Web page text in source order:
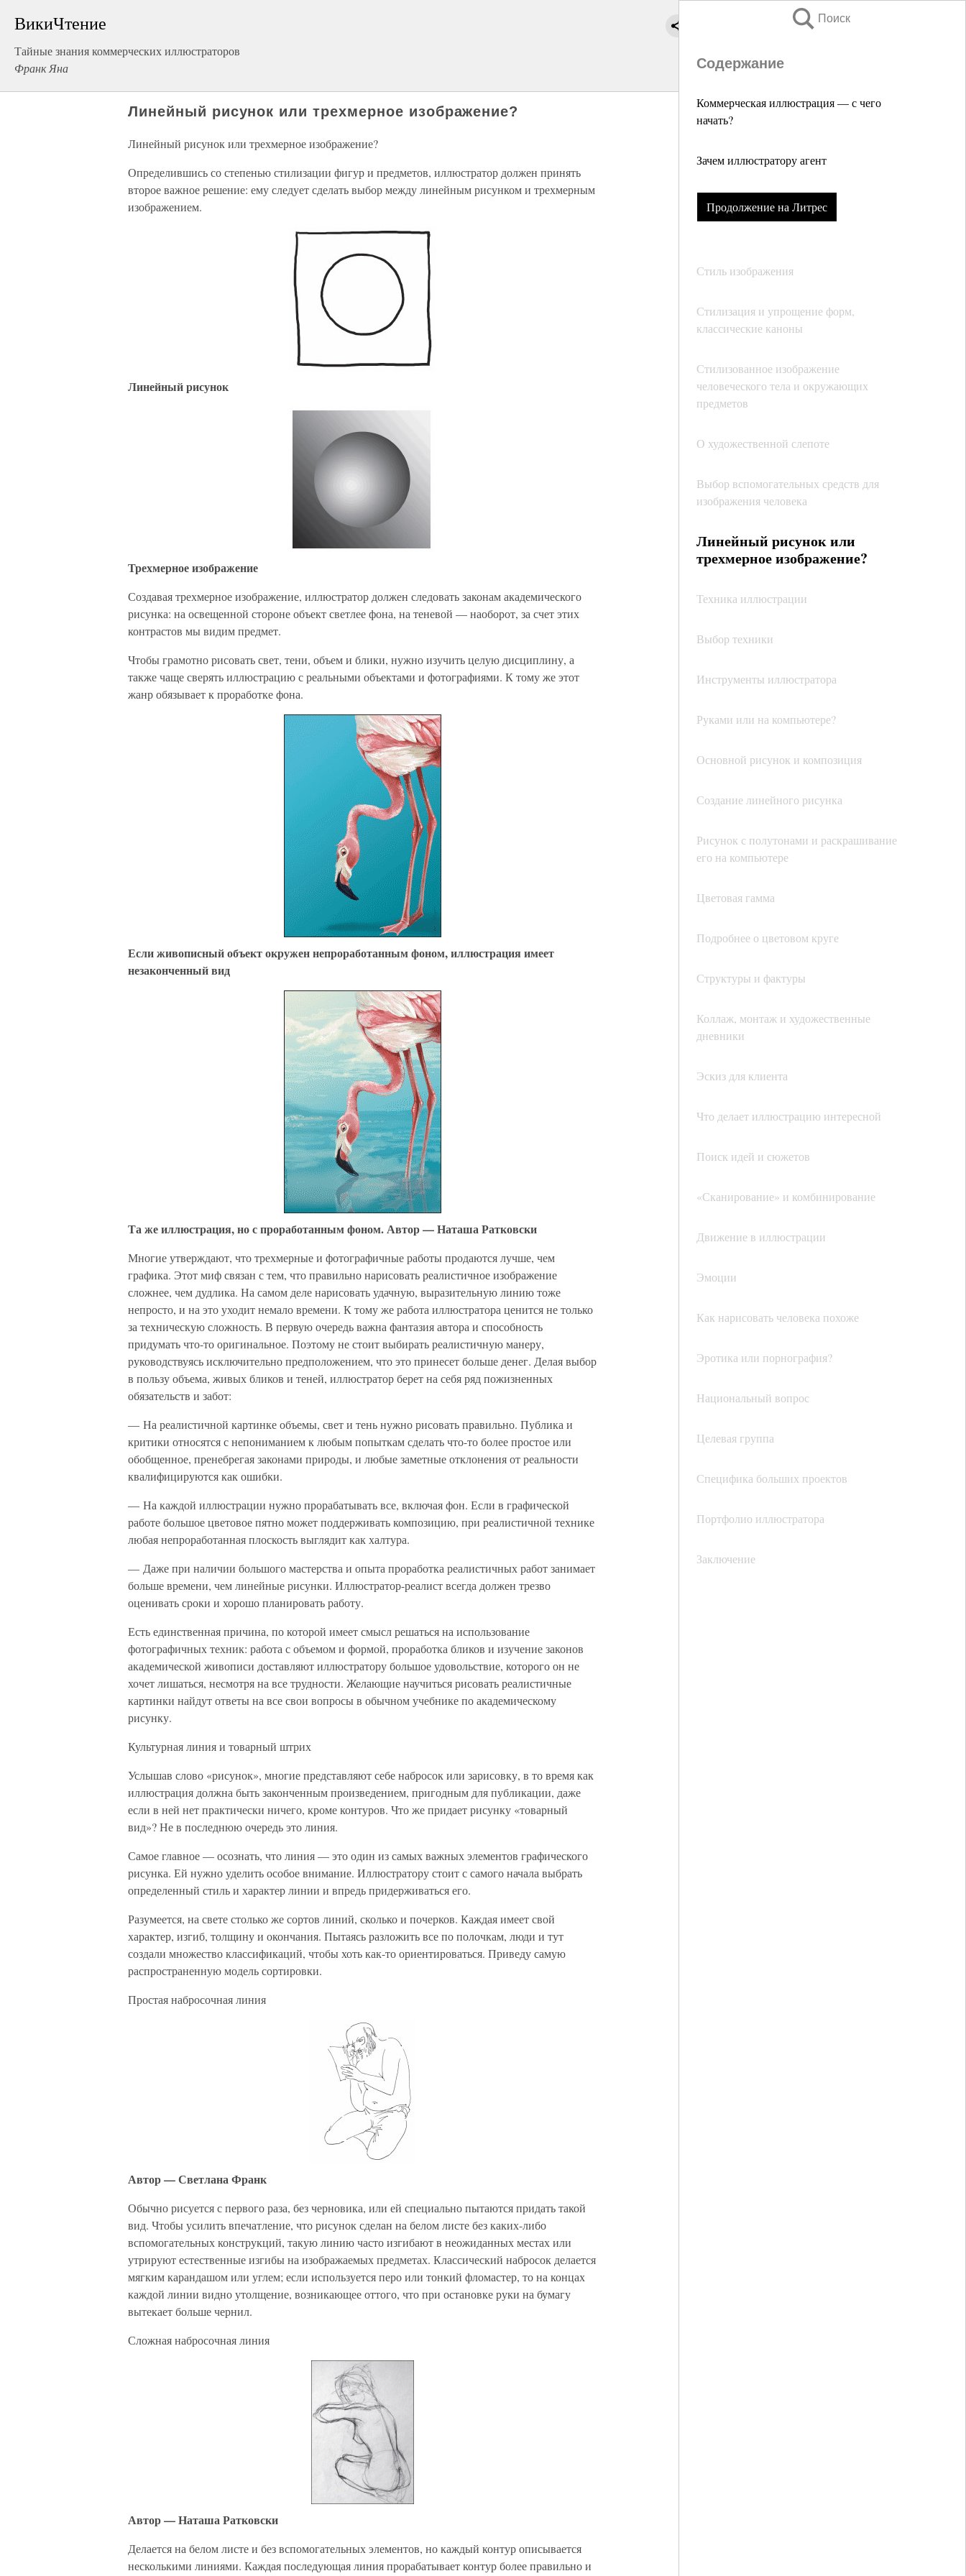
ВикиЧтение
Тайные знания коммерческих иллюстраторов
Франк Яна
Поиск
Содержание
Коммерческая иллюстрация — с чего
начать?
Зачем иллюстратору агент
Продолжение на Литрес
Стиль изображения
Стилизация и упрощение форм,
классические каноны
Стилизованное изображение
человеческого тела и окружающих
предметов
О художественной слепоте
Выбор вспомогательных средств для
изображения человека
Линейный рисунок или
трехмерное изображение?
Техника иллюстрации
Выбор техники
Инструменты иллюстратора
Руками или на компьютере?
Основной рисунок и композиция
Создание линейного рисунка
Рисунок с полутонами и раскрашивание
его на компьютере
Цветовая гамма
Подробнее о цветовом круге
Структуры и фактуры
Коллаж, монтаж и художественные
дневники
Эскиз для клиента
Что делает иллюстрацию интересной
Поиск идей и сюжетов
«Сканирование» и комбинирование
Движение в иллюстрации
Эмоции
Как нарисовать человека похоже
Эротика или порнография?
Национальный вопрос
Целевая группа
Специфика больших проектов
Портфолио иллюстратора
Заключение
Линейный рисунок или трехмерное изображение?
Линейный рисунок или трехмерное изображение?
Определившись со степенью стилизации фигур и предметов, иллюстратор должен принять
второе важное решение: ему следует сделать выбор между линейным рисунком и трехмерным
изображением.
Линейный рисунок
Трехмерное изображение
Создавая трехмерное изображение, иллюстратор должен следовать законам академического
рисунка: на освещенной стороне объект светлее фона, на теневой — наоборот, за счет этих
контрастов мы видим предмет.
Чтобы грамотно рисовать свет, тени, объем и блики, нужно изучить целую дисциплину, а
также чаще сверять иллюстрацию с реальными объектами и фотографиями. К тому же этот
жанр обязывает к проработке фона.
Если живописный объект окружен непроработанным фоном, иллюстрация имеет
незаконченный вид
Та же иллюстрация, но с проработанным фоном. Автор — Наташа Ратковски
Многие утверждают, что трехмерные и фотографичные работы продаются лучше, чем
графика. Этот миф связан с тем, что правильно нарисовать реалистичное изображение
сложнее, чем дудлика. На самом деле нарисовать удачную, выразительную линию тоже
непросто, и на это уходит немало времени. К тому же работа иллюстратора ценится не только
за техническую сложность. В первую очередь важна фантазия автора и способность
придумать что-то оригинальное. Поэтому не стоит выбирать реалистичную манеру,
руководствуясь исключительно предположением, что это принесет больше денег. Делая выбор
в пользу объема, живых бликов и теней, иллюстратор берет на себя ряд пожизненных
обязательств и забот:
— На реалистичной картинке объемы, свет и тень нужно рисовать правильно. Публика и
критики относятся с непониманием к любым попыткам сделать что-то более простое или
обобщенное, пренебрегая законами природы, и любые заметные отклонения от реальности
квалифицируются как ошибки.
— На каждой иллюстрации нужно прорабатывать все, включая фон. Если в графической
работе большое цветовое пятно может поддерживать композицию, при реалистичной технике
любая непроработанная плоскость выглядит как халтура.
— Даже при наличии большого мастерства и опыта проработка реалистичных работ занимает
больше времени, чем линейные рисунки. Иллюстратор-реалист всегда должен трезво
оценивать сроки и хорошо планировать работу.
Есть единственная причина, по которой имеет смысл решаться на использование
фотографичных техник: работа с объемом и формой, проработка бликов и изучение законов
академической живописи доставляют иллюстратору большое удовольствие, которого он не
хочет лишаться, несмотря на все трудности. Желающие научиться рисовать реалистичные
картинки найдут ответы на все свои вопросы в обычном учебнике по академическому
рисунку.
Культурная линия и товарный штрих
Услышав слово «рисунок», многие представляют себе набросок или зарисовку, в то время как
иллюстрация должна быть законченным произведением, пригодным для публикации, даже
если в ней нет практически ничего, кроме контуров. Что же придает рисунку «товарный
вид»? Не в последнюю очередь это линия.
Самое главное — осознать, что линия — это один из самых важных элементов графического
рисунка. Ей нужно уделить особое внимание. Иллюстратору стоит с самого начала выбрать
определенный стиль и характер линии и впредь придерживаться его.
Разумеется, на свете столько же сортов линий, сколько и почерков. Каждая имеет свой
характер, изгиб, толщину и окончания. Пытаясь разложить все по полочкам, люди и тут
создали множество классификаций, чтобы хоть как-то ориентироваться. Приведу самую
распространенную модель сортировки.
Простая набросочная линия
Автор — Светлана Франк
Обычно рисуется с первого раза, без черновика, или ей специально пытаются придать такой
вид. Чтобы усилить впечатление, что рисунок сделан на белом листе без каких-либо
вспомогательных конструкций, такую линию часто изгибают в неожиданных местах или
утрируют естественные изгибы на изображаемых предметах. Классический набросок делается
мягким карандашом или углем; если используется перо или тонкий фломастер, то на концах
каждой линии видно утолщение, возникающее оттого, что при остановке руки на бумагу
вытекает больше чернил.
Сложная набросочная линия
Автор — Наташа Ратковски
Делается на белом листе и без вспомогательных элементов, но каждый контур описывается
несколькими линиями. Каждая последующая линия прорабатывает контур более правильно и